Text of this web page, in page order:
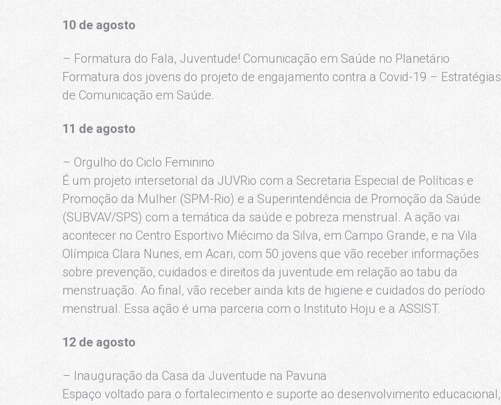
10 de agosto
– Formatura do Fala, Juventude! Comunicação em Saúde no Planetário
Formatura dos jovens do projeto de engajamento contra a Covid-19 – Estratégias
de Comunicação em Saúde.
11 de agosto
– Orgulho do Ciclo Feminino
É um projeto intersetorial da JUVRio com a Secretaria Especial de Políticas e
Promoção da Mulher (SPM-Rio) e a Superintendência de Promoção da Saúde
(SUBVAV/SPS) com a temática da saúde e pobreza menstrual. A ação vai
acontecer no Centro Esportivo Miécimo da Silva, em Campo Grande, e na Vila
Olímpica Clara Nunes, em Acari, com 50 jovens que vão receber informações
sobre prevenção, cuidados e direitos da juventude em relação ao tabu da
menstruação. Ao final, vão receber ainda kits de higiene e cuidados do período
menstrual. Essa ação é uma parceria com o Instituto Hoju e a ASSIST.
12 de agosto
– Inauguração da Casa da Juventude na Pavuna
Espaço voltado para o fortalecimento e suporte ao desenvolvimento educacional,